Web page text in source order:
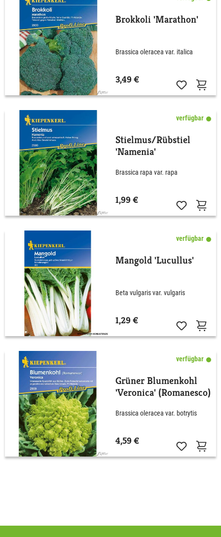
Brokkoli 'Marathon'
Brassica oleracea var. italica
3,49 €
verfügbar
Stielmus/Rübstiel
'Namenia'
Brassica rapa var. rapa
1,99 €
verfügbar
Mangold 'Lucullus'
Beta vulgaris var. vulgaris
1,29 €
verfügbar
Grüner Blumenkohl
'Veronica' (Romanesco)
Brassica oleracea var. botrytis
4,59 €